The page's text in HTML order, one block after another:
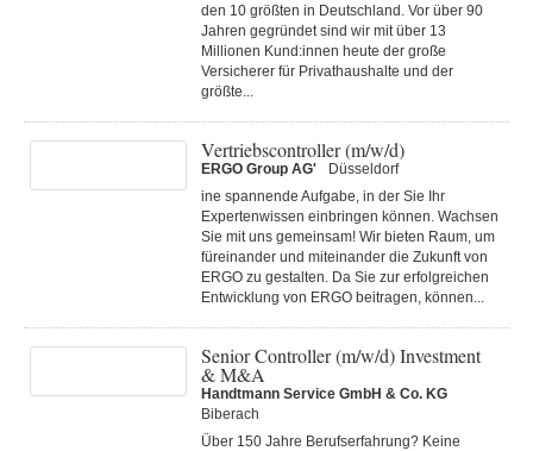
den 10 größten in Deutschland. Vor über 90
Jahren gegründet sind wir mit über 13
Millionen Kund:innen heute der große
Versicherer für Privathaushalte und der
größte...
Vertriebscontroller (m/w/d)
ERGO Group AG'
Düsseldorf
ine spannende Aufgabe, in der Sie Ihr
Expertenwissen einbringen können. Wachsen
Sie mit uns gemeinsam! Wir bieten Raum, um
füreinander und miteinander die Zukunft von
ERGO zu gestalten. Da Sie zur erfolgreichen
Entwicklung von ERGO beitragen, können...
Senior Controller (m/w/d) Investment
& M&A
Handtmann Service GmbH & Co. KG
Biberach
Über 150 Jahre Berufserfahrung? Keine